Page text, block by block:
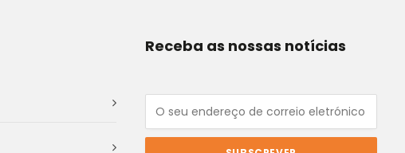
Receba as nossas notícias